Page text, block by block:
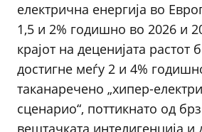
електрична енергија во
1,5 и 2% годишно во 2026 и
крајот на деценијата растот
достигне меѓу 2 и 4%
таканаречено „хипер-
сценарио“, поттикнато од
вештачката интелигенција и